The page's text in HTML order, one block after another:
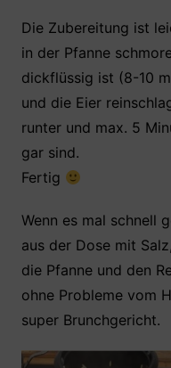
Die Zubereitung ist
in der Pfanne
dickflüssig ist (8-10
und die Eier
runter und max. 5
gar sind.
Fertig
Wenn es mal schnell
aus der Dose mit
die Pfanne und den
ohne Probleme vom
super Brunchgericht.